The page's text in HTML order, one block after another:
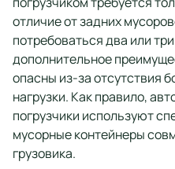
отличие от задних
потребоваться два или
дополнительное
опасны из-за отсутствия
нагрузки. Как правило,
погрузчики используют
мусорные контейнеры
грузовика.